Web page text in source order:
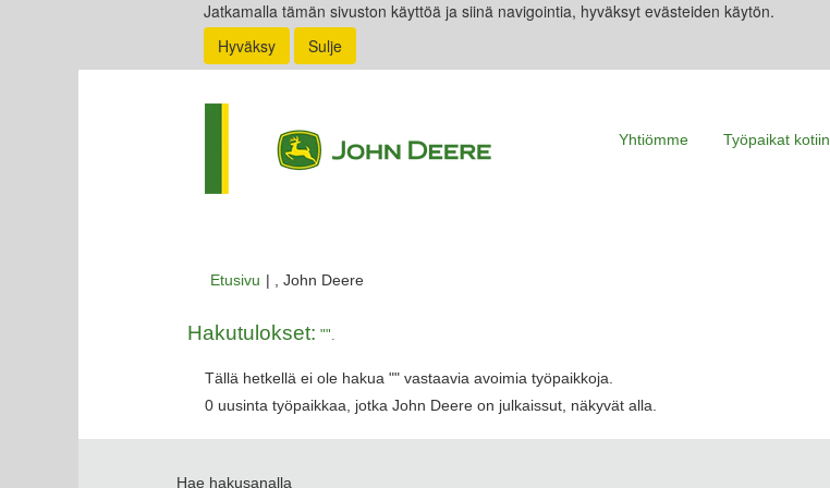
Jatkamalla tämän sivuston käyttöä ja siinä navigointia, hyväksyt evästeiden käytön.
Hyväksy
Sulje
Yhtiömme Työpaikat kotiin
Etusivu | , John Deere(nykyinen
Hakutulokset: "".
Tällä hetkellä ei ole hakua "" vastaavia avoimia työpaikkoja.
0 uusinta työpaikkaa, jotka John Deere on julkaissut, näkyvät alla.
Hae hakusanalla